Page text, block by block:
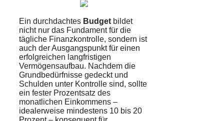
Ein durchdachtes Budget bildet
nicht nur das Fundament für die
tägliche Finanzkontrolle, sondern ist
auch der Ausgangspunkt für einen
erfolgreichen langfristigen
Vermögensaufbau. Nachdem die
Grundbedürfnisse gedeckt und
Schulden unter Kontrolle sind, sollte
ein fester Prozentsatz des
monatlichen Einkommens –
idealerweise mindestens 10 bis 20